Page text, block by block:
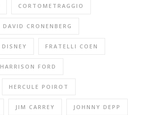
CORTOMETRAGGIO
DAVID CRONENBERG
DISNEY FRATELLI COEN
HARRISON FORD
HERCULE POIROT
JIM CARREY JOHNNY DEPP